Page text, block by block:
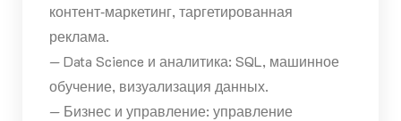
контент‑маркетинг, таргетированная
реклама.
— Data Science и аналитика: SQL, машинное
обучение, визуализация данных.
— Бизнес и управление: управление